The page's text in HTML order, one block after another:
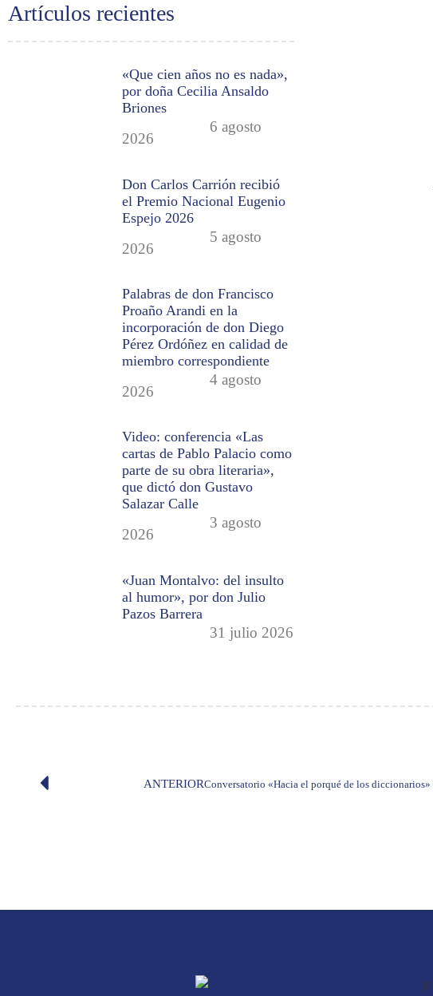
Artículos recientes
«Que cien años no es nada»,
por doña Cecilia Ansaldo
Briones
6 agosto
2026
Don Carlos Carrión recibió
el Premio Nacional Eugenio
Espejo 2026
5 agosto
2026
Palabras de don Francisco
Proaño Arandi en la
incorporación de don Diego
Pérez Ordóñez en calidad de
miembro correspondiente
4 agosto
2026
Video: conferencia «Las
cartas de Pablo Palacio como
parte de su obra literaria»,
que dictó don Gustavo
Salazar Calle
3 agosto
2026
«Juan Montalvo: del insulto
al humor», por don Julio
Pazos Barrera
31 julio 2026
ANTERIORConversatorio «Hacia el porqué de los diccionarios»